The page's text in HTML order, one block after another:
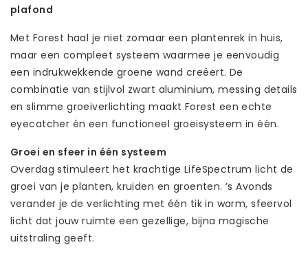
plafond
Met Forest haal je niet zomaar een plantenrek in huis,
maar een compleet systeem waarmee je eenvoudig
een indrukwekkende groene wand creëert. De
combinatie van stijlvol zwart aluminium, messing details
en slimme groeiverlichting maakt Forest een echte
eyecatcher én een functioneel groeisysteem in één.
Groei en sfeer in één systeem
Overdag stimuleert het krachtige LifeSpectrum licht de
groei van je planten, kruiden en groenten. ’s Avonds
verander je de verlichting met één tik in warm, sfeervol
licht dat jouw ruimte een gezellige, bijna magische
uitstraling geeft.